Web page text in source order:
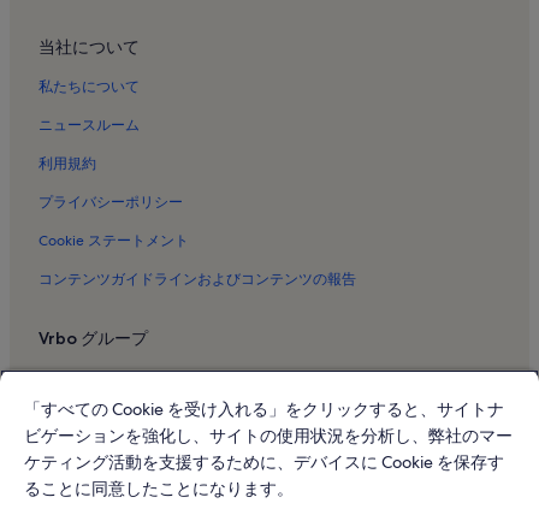
トラルタのバケーションレンタル
メイア プレイーアのバケーションレンタル
バラン デ サン ミゲルのバケーションレンタル
セントロ・イストリコのバケーションレンタル
バランカンのバケーションレンタル
ルイヴァスのバケーションレンタル
アラゴアスのバケーションレンタル
ポルト デ モースのバケーションレンタル
ラゴス・マリーナのバケーションレンタル
アメイジェイラのバケーションレンタル
フンシャルのバケーションレンタル
当社について
私たちについて
ニュースルーム
利用規約
プライバシーポリシー
Cookie ステートメント
コンテンツガイドラインおよびコンテンツの報告
Vrbo グループ
Vrbo
Abritel.fr
FeWo-direkt.de
Bookabach.co.nz
「すべての Cookie を受け入れる」をクリックすると、サイトナ
ビゲーションを強化し、サイトの使用状況を分析し、弊社のマー
ケティング活動を支援するために、デバイスに Cookie を保存す
ることに同意したことになります。